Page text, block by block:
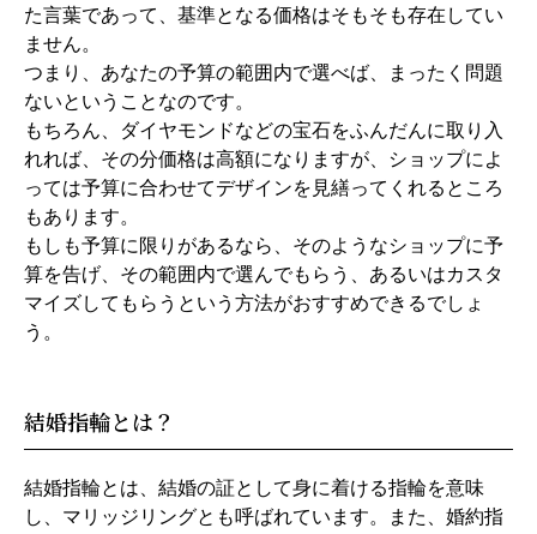
た言葉であって、基準となる価格はそもそも存在してい
ません。
つまり、あなたの予算の範囲内で選べば、まったく問題
ないということなのです。
もちろん、ダイヤモンドなどの宝石をふんだんに取り入
れれば、その分価格は高額になりますが、ショップによ
っては予算に合わせてデザインを見繕ってくれるところ
もあります。
もしも予算に限りがあるなら、そのようなショップに予
算を告げ、その範囲内で選んでもらう、あるいはカスタ
マイズしてもらうという方法がおすすめできるでしょ
う。
結婚指輪とは？
結婚指輪とは、結婚の証として身に着ける指輪を意味
し、マリッジリングとも呼ばれています。また、婚約指